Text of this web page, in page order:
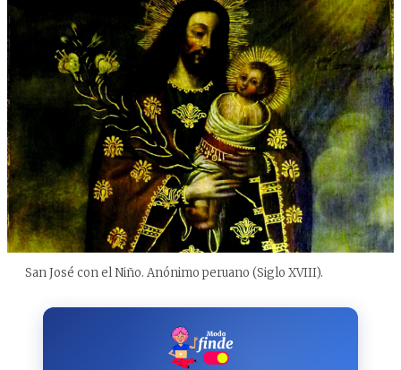
San José con el Niño. Anónimo peruano (Siglo XVIII).